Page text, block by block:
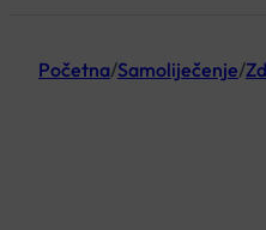
Početna/Samoliječenje/